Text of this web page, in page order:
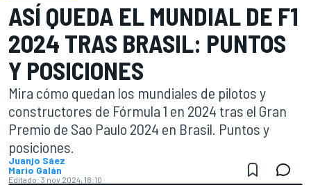
ASÍ QUEDA EL MUNDIAL DE F1
2024 TRAS BRASIL: PUNTOS
Y POSICIONES
Mira cómo quedan los mundiales de pilotos y
constructores de Fórmula 1 en 2024 tras el Gran
Premio de Sao Paulo 2024 en Brasil. Puntos y
posiciones.
Juanjo Sáez
Mario Galán
Editado: 3 nov 2024, 18:10